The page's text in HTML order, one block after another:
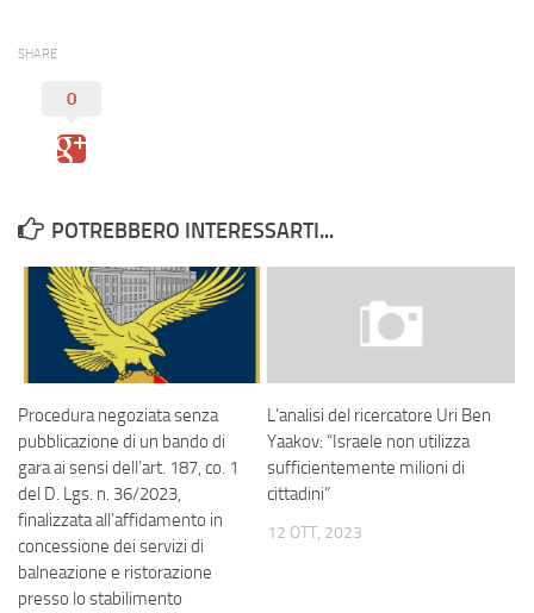
SHARE
0
POTREBBERO INTERESSARTI...
Procedura negoziata senza
pubblicazione di un bando di
gara ai sensi dell’art. 187, co. 1
del D. Lgs. n. 36/2023,
finalizzata all’affidamento in
concessione dei servizi di
balneazione e ristorazione
presso lo stabilimento
L’analisi del ricercatore Uri Ben
Yaakov: “Israele non utilizza
sufficientemente milioni di
cittadini”
12 OTT, 2023